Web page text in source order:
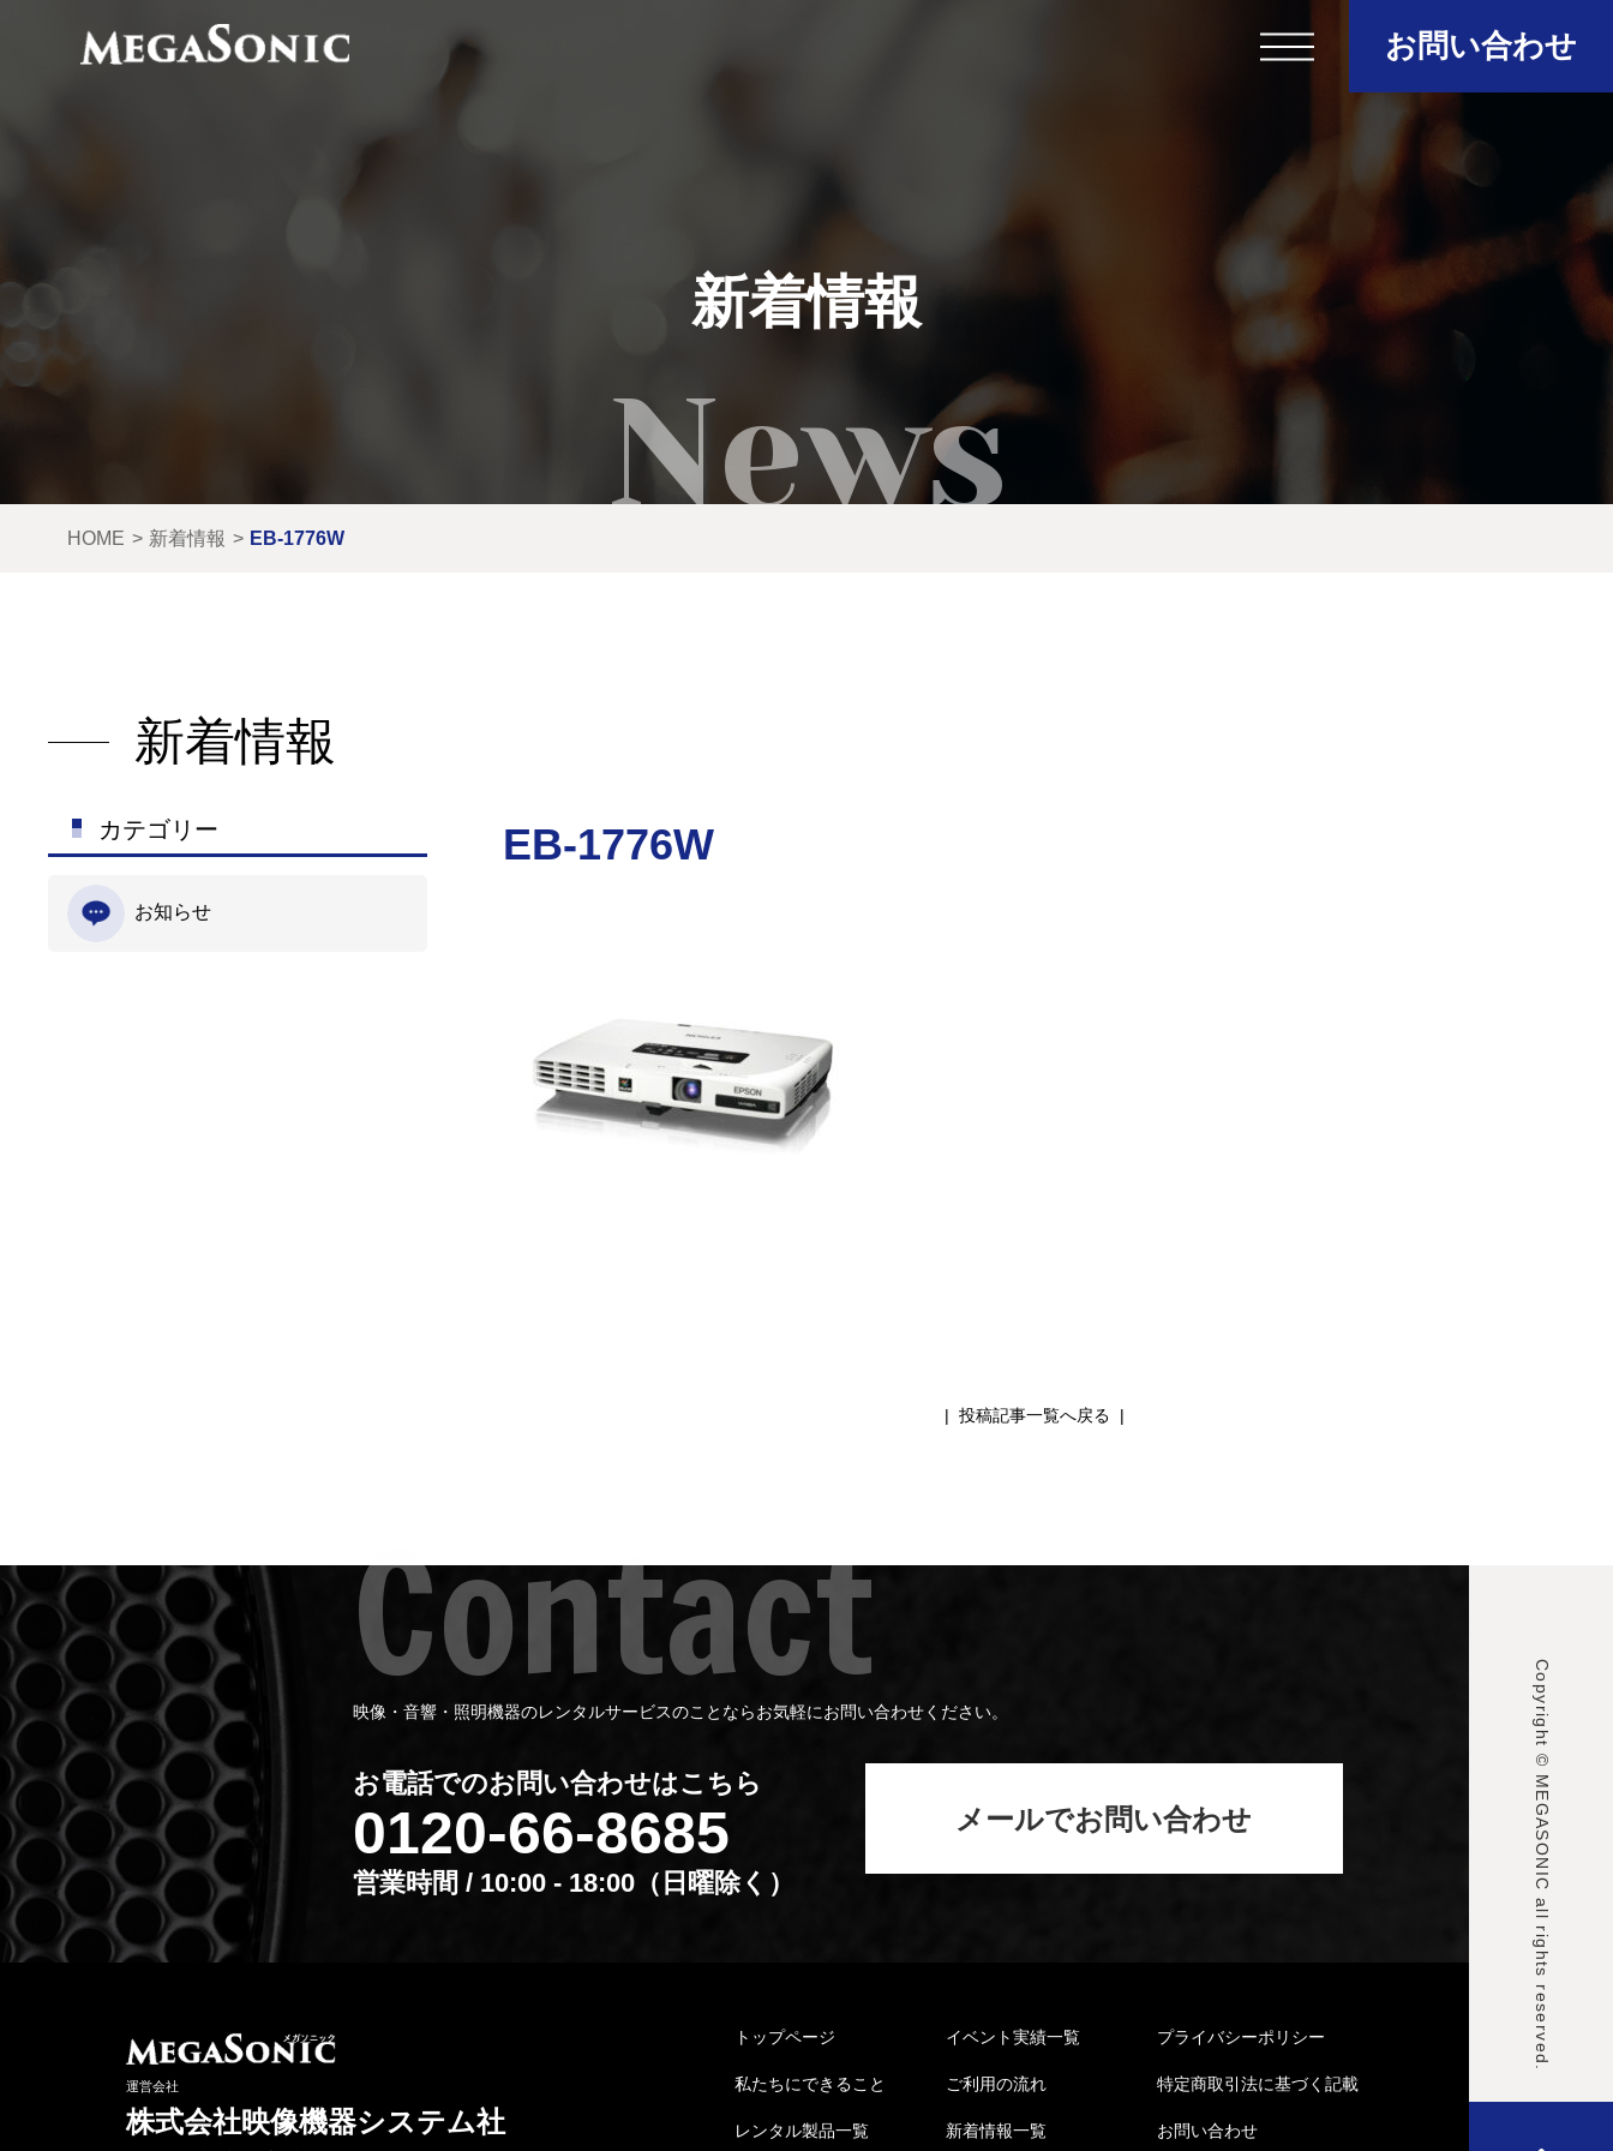
イベント実績
レンタル製品
ご利用の流れ
お問い合わせ
新着情報
HOME 新着情報 EB-1776W
新着情報
カテゴリー
お知らせ
EB-1776W
| 投稿記事一覧へ戻る |
映像・音響・照明機器のレンタルサービスのことならお気軽にお問い合わせください。
お電話でのお問い合わせはこちら
0120-66-8685
営業時間 / 10:00 - 18:00（⽇曜除く）
メールでお問い合わせ
運営会社
株式会社映像機器システム社
トップページ
私たちにできること
レンタル製品⼀覧
イベント実績⼀覧
ご利⽤の流れ
新着情報⼀覧
プライバシーポリシー
特定商取引法に基づく記載
お問い合わせ
Copyright © MEGASONIC all rights reserved.